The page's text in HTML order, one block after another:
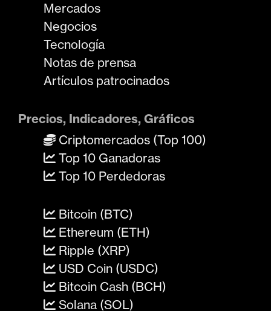
Mercados
Negocios
Tecnología
Notas de prensa
Artículos patrocinados
Precios, Indicadores, Gráficos
Criptomercados (Top 100)
Top 10 Ganadoras
Top 10 Perdedoras
Bitcoin (BTC)
Ethereum (ETH)
Ripple (XRP)
USD Coin (USDC)
Bitcoin Cash (BCH)
Solana (SOL)